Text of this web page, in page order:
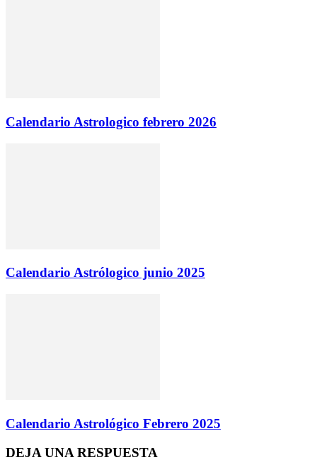
Calendario Astrologico febrero 2026
Calendario Astrólogico junio 2025
Calendario Astrológico Febrero 2025
DEJA UNA RESPUESTA